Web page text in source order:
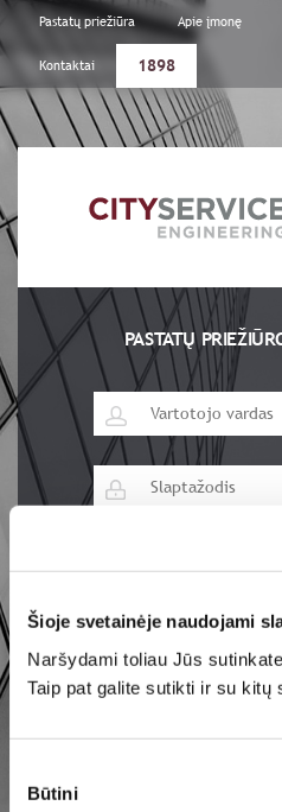
Šioje svetainėje naudojami
Naršydami toliau Jūs
Taip pat galite sutikti ir su kitų
pasirinkimas
Būtini
Pastatų priežiūra Apie įmonę
Kontaktai 1898
PASTATŲ
Pamiršote slaptažodį?